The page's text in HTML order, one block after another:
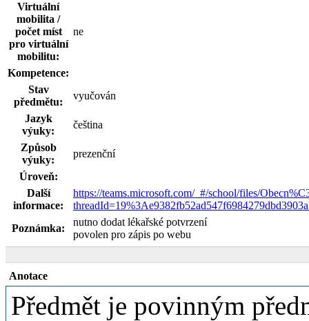
Virtuální
mobilita /
počet míst
pro virtuální
mobilitu:
ne
Kompetence:
Stav
předmětu:
vyučován
Jazyk
výuky:
čeština
Způsob
výuky:
prezenční
Úroveň:
Další
informace:
https://teams.microsoft.com/_#/school/files/
Poznámka:
nutno dodat lékařské potvrzení
povolen pro zápis po webu
Anotace
Předmět je povinným